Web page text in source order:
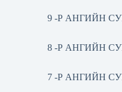
9 -Р АНГИЙН
8 -Р АНГИЙН
7 -Р АНГИЙН